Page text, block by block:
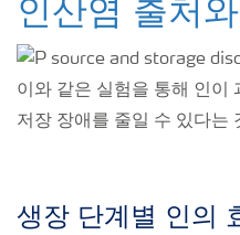
인산염 출처
이와 같은 실험을 통해 인이
저장 장애를 줄일 수 있다는
생장 단계별 인의